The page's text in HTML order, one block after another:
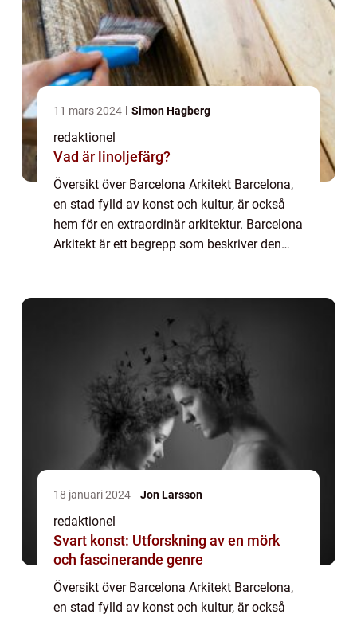
11 mars 2024 Simon Hagberg
redaktionel
Vad är linoljefärg?
Översikt över Barcelona Arkitekt Barcelona,
en stad fylld av konst och kultur, är också
hem för en extraordinär arkitektur. Barcelona
Arkitekt är ett begrepp som beskriver den
18 januari 2024 Jon Larsson
redaktionel
Svart konst: Utforskning av en mörk
och fascinerande genre
Översikt över Barcelona Arkitekt Barcelona,
en stad fylld av konst och kultur, är också